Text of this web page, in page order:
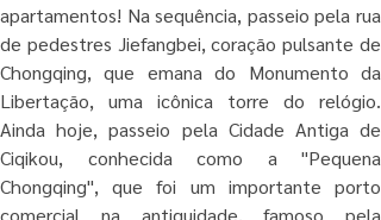
apartamentos! Na sequência, passeio pela rua
de pedestres Jiefangbei, coração pulsante de
Chongqing, que emana do Monumento da
Libertação, uma icônica torre do relógio.
Ainda hoje, passeio pela Cidade Antiga de
Ciqikou, conhecida como a "Pequena
Chongqing", que foi um importante porto
comercial na antiguidade, famoso pela